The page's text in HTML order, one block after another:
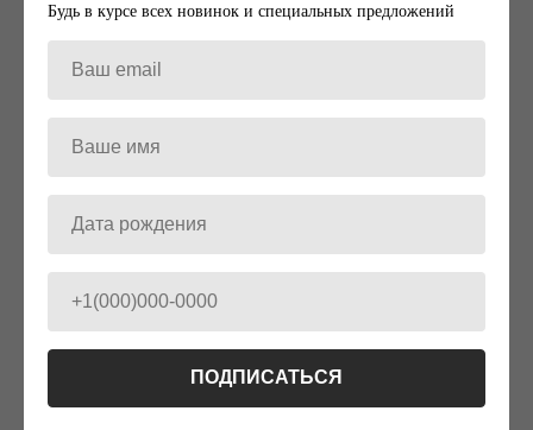
БРЮКИ
ЛОНГСЛИВ СИНИЙ
Будь в курсе всех новинок и специальных предложений
ПОДПИСАТЬСЯ